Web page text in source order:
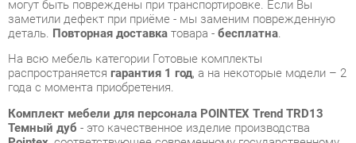
Комплект мебели для персонала POINTEX Trend TRD13
Темный дуб- это качественное изделие производства
стандарту.
Надеемся, вы останетесь довольны вашим приобретением, и
будем рады, если вы оставите отзыв об опыте его
использования, который поможет сориентироваться нашим
будущим покупателям.